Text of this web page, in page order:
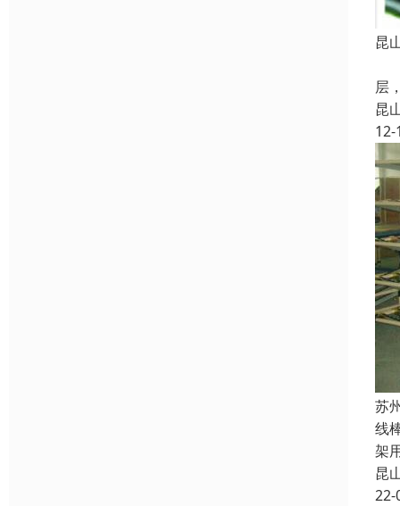
昆
层
昆
12-
苏
线
架
昆
22-